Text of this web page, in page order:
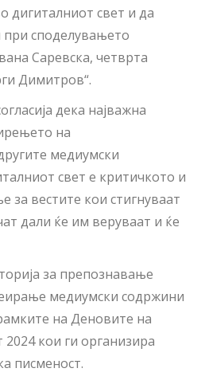
дигиталниот свет и да
споделувањето
Саревска, четврта
Димитров“.
дека најважна
на
медиумски
свет е критичкото и
за вестите кои стигнуваат
дали ќе им веруваат и ќе
за препознавање
медиумски содржини
на Деновите на
кои ги организира
писменост.